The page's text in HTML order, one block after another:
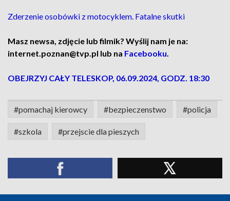
Zderzenie osobówki z motocyklem. Fatalne skutki
Masz newsa, zdjęcie lub filmik? Wyślij nam je na:
internet.poznan@tvp.pl lub na Facebooku.
OBEJRZYJ CAŁY TELESKOP, 06.09.2024, GODZ. 18:30
#pomachaj kierowcy #bezpieczenstwo #policja
#szkola #przejscie dla pieszych